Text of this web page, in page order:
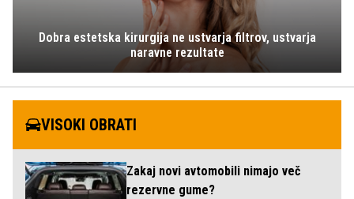
Dobra estetska kirurgija ne ustvarja filtrov, ustvarja
naravne rezultate
VISOKI OBRATI
Zakaj novi avtomobili nimajo več
rezervne gume?